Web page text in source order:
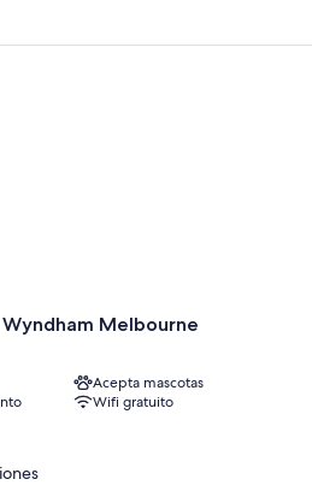
Wyndham Melbourne
Acepta mascotas
Wifi gratuito
Melbourne